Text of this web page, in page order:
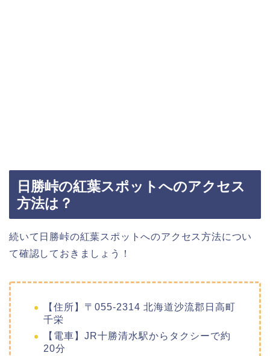
日勝峠の紅葉スポットへのアクセス
方法は？
続いて日勝峠の紅葉スポットへのアクセス方法につい
て確認しておきましょう！
【住所】〒055-2314 北海道沙流郡日高町
千栄
【電車】JR十勝清水駅からタクシーで約
20分